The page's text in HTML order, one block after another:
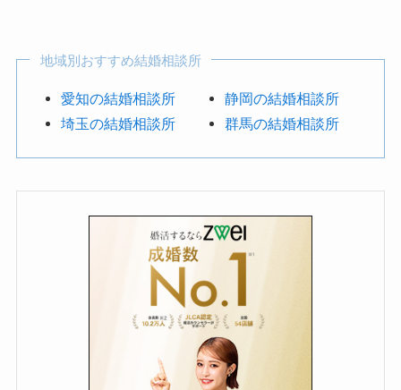
地域別おすすめ結婚相談所
愛知の結婚相談所
埼玉の結婚相談所
静岡の結婚相談所
群馬の結婚相談所